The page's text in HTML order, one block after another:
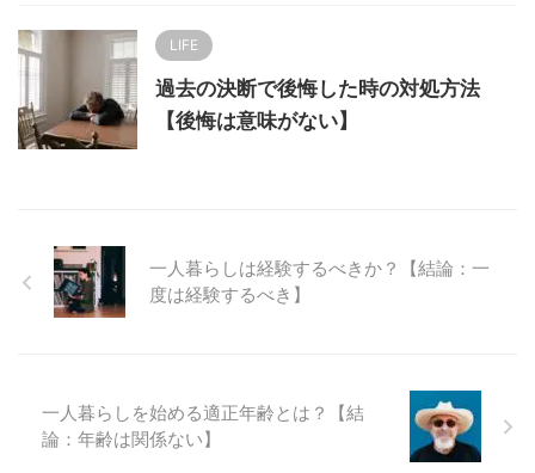
LIFE
過去の決断で後悔した時の対処方法
【後悔は意味がない】
一人暮らしは経験するべきか？【結論：一
度は経験するべき】
一人暮らしを始める適正年齢とは？【結
論：年齢は関係ない】